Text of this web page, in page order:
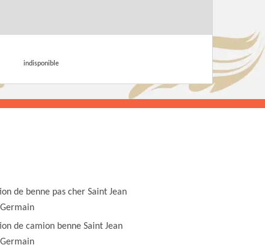
indisponible
de benne pas cher Saint Jean
de camion benne Saint Jean